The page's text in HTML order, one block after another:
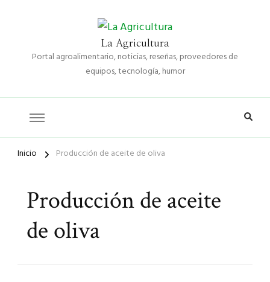
La Agricultura
Portal agroalimentario, noticias, reseñas, proveedores de
equipos, tecnología, humor
Inicio Producción de aceite de oliva
Producción de aceite
de oliva